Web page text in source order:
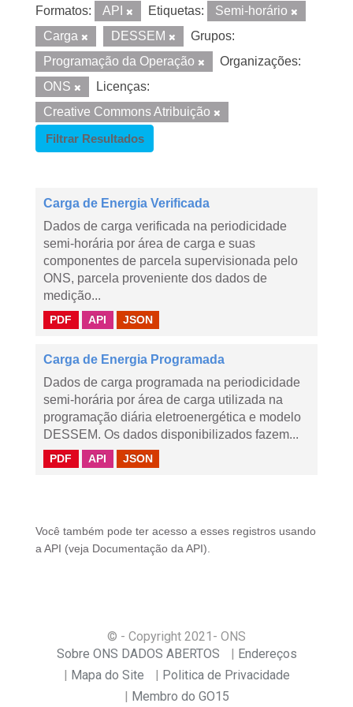
Formatos: API Etiquetas:
Semi-horário
Carga
DESSEM
Grupos:
Programação da Operação
Organizações:
ONS
Licenças:
Creative Commons Atribuição
Filtrar Resultados
Carga de Energia Verificada
Dados de carga verificada na periodicidade
semi-horária por área de carga e suas
componentes de parcela supervisionada pelo
ONS, parcela proveniente dos dados de
medição...
PDF API JSON
Carga de Energia Programada
Dados de carga programada na periodicidade
semi-horária por área de carga utilizada na
programação diária eletroenergética e modelo
DESSEM. Os dados disponibilizados fazem...
PDF API JSON
Você também pode ter acesso a esses registros usando
a API (veja Documentação da API ).
© - Copyright 2021 - ONS
Sobre ONS DADOS ABERTOS
Endereços
Mapa do Site
Politica de Privacidade
Membro do GO15